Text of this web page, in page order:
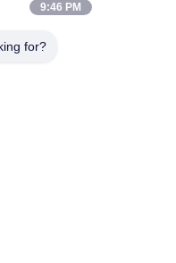
9:46 PM
for?